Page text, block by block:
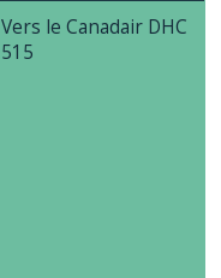
Vers le Canadair DHC
515